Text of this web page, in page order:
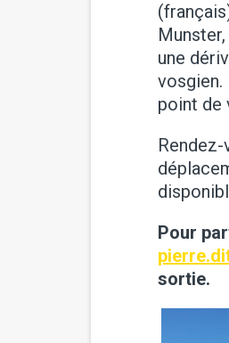
une
vosgien.
point de
Pour
sortie.